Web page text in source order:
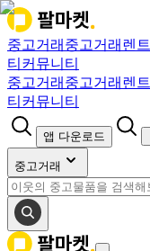
중고거래 중고거래 렌트
티 커뮤니티
중고거래 중고거래 렌트
티 커뮤니티
앱 다운로드
중고거래